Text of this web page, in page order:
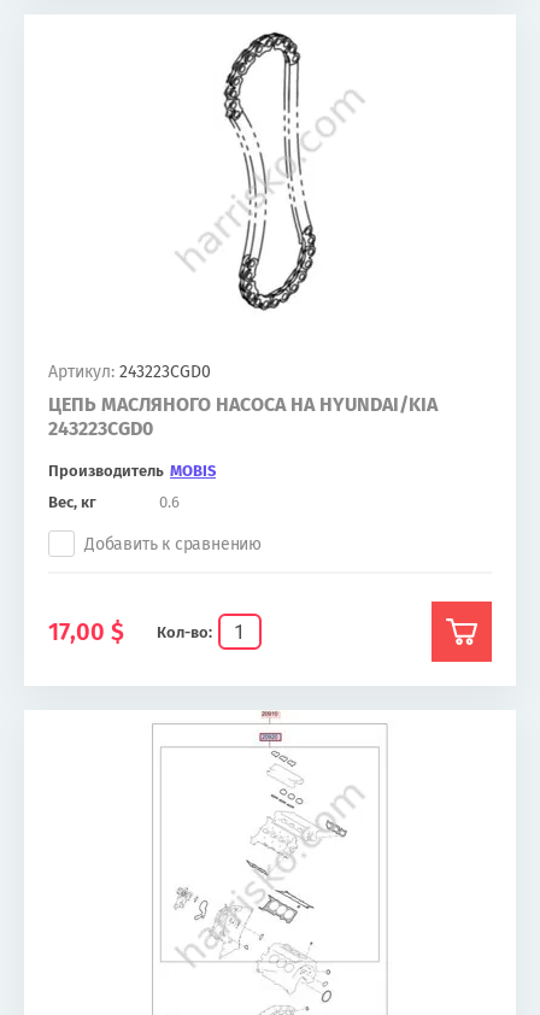
Артикул: 243223CGD0
ЦЕПЬ МАСЛЯНОГО НАСОСА НА HYUNDAI/KIA
243223CGD0
Производитель MOBIS
Вес, кг
0.6
Кол-во:
Добавить к сравнению
17,00 $